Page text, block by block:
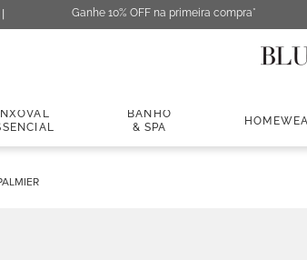
Ganhe 10% OFF na primeira compra*
BANHO
& SPA